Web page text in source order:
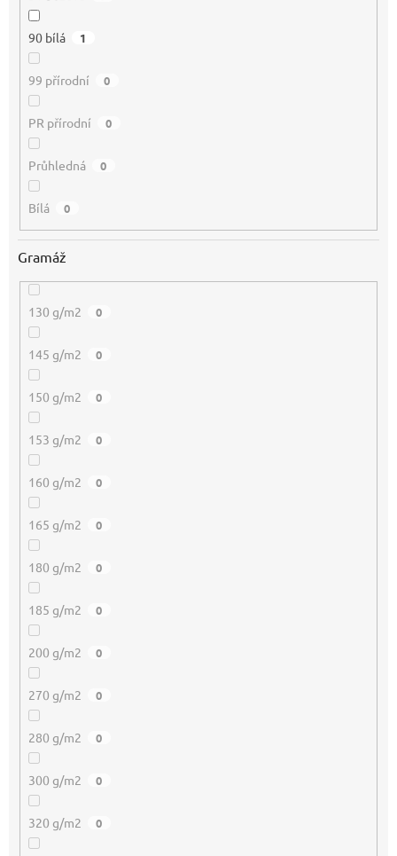
90 bílá 1
99 přírodní 0
PR přírodní 0
Průhledná 0
Bílá 0
Gramáž
130 g/m2 0
145 g/m2 0
150 g/m2 0
153 g/m2 0
160 g/m2 0
165 g/m2 0
180 g/m2 0
185 g/m2 0
200 g/m2 0
270 g/m2 0
280 g/m2 0
300 g/m2 0
320 g/m2 0